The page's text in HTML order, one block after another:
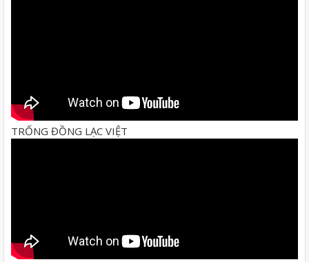
TRỐNG ĐỒNG LẠC VIỆT